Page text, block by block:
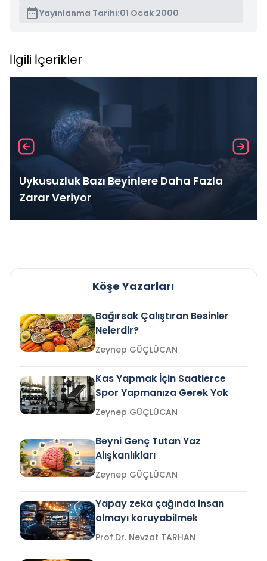
Yayınlanma Tarihi:01 Ocak 2000
İlgili İçerikler
Uykusuzluk Bazı Beyinlere Daha Fazla
Zarar Veriyor
Köşe Yazarları
Bağırsak Çalıştıran Besinler
Nelerdir?
Zeynep GÜÇLÜCAN
Kas Yapmak İçin Saatlerce
Spor Yapmanıza Gerek Yok
Zeynep GÜÇLÜCAN
Beyni Genç Tutan Yaz
Alışkanlıkları
Zeynep GÜÇLÜCAN
Yapay zeka çağında insan
olmayı koruyabilmek
Prof.Dr. Nevzat TARHAN